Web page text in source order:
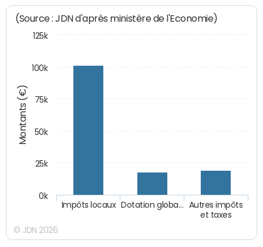
Montants (€)
(Source : JDN d'après ministère de l'Economie)
Autres impôts
et taxes
Dotation globa…
Impôts locaux
0k
25k
50k
75k
100k
125k
© JDN 2026